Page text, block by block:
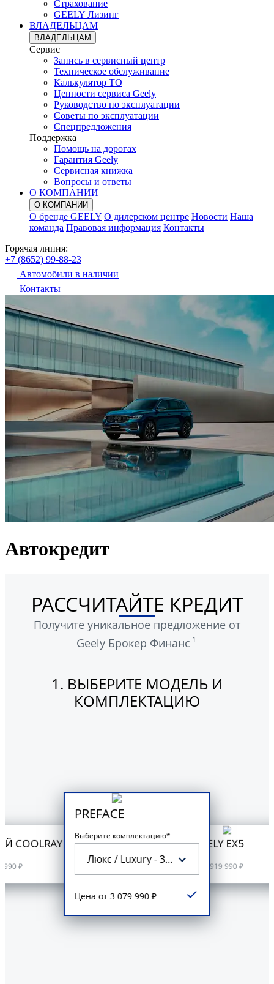
Страхование
GEELY Лизинг
ВЛАДЕЛЬЦАМ
ВЛАДЕЛЬЦАМ
Сервис
Запись в сервисный центр
Техническое обслуживание
Калькулятор ТО
Ценности сервиса Geely
Руководство по эксплуатации
Советы по эксплуатации
Спецпредложения
Поддержка
Помощь на дорогах
Гарантия Geely
Сервисная книжка
Вопросы и ответы
О КОМПАНИИ
О КОМПАНИИ
О бренде GEELY О дилерском центре Новости Наша
команда Правовая информация Контакты
Горячая линия:
+7 (8652) 99-88-23
Автомобили в наличии
Контакты
Автокредит
РАССЧИТАЙТЕ КРЕДИТ
Получите уникальное предложение от
Geely Брокер Финанс1
1. ВЫБЕРИТЕ МОДЕЛЬ И
КОМПЛЕКТАЦИЮ
COOLRAY
990 ₽
PREFACE
Выберите комплектацию*
Люкс / Luxury - 3 079 990 ₽
Цена от 3 079 990 ₽
GEELY EX5
от 3 919 990 ₽